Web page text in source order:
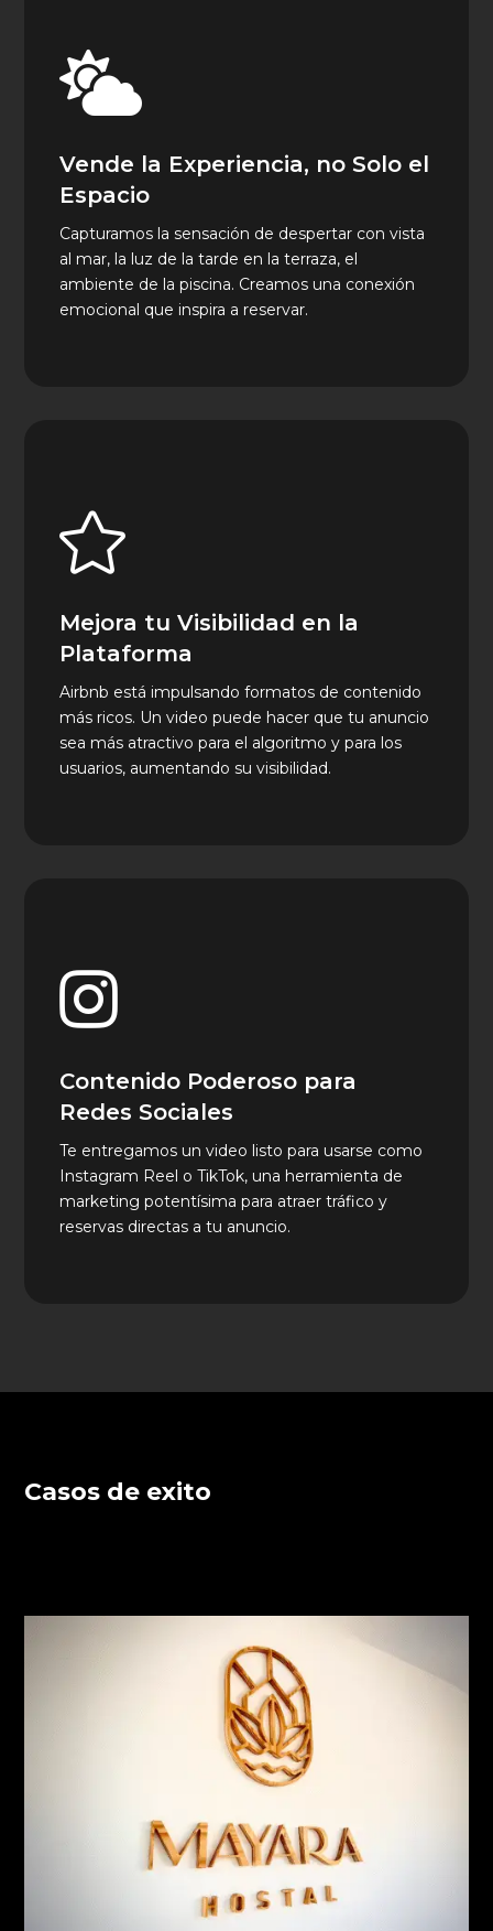

Vende la Experiencia, no Solo el
Espacio
Capturamos la sensación de despertar con vista
al mar, la luz de la tarde en la terraza, el
ambiente de la piscina. Creamos una conexión
emocional que inspira a reservar.

Mejora tu Visibilidad en la
Plataforma
Airbnb está impulsando formatos de contenido
más ricos. Un video puede hacer que tu anuncio
sea más atractivo para el algoritmo y para los
usuarios, aumentando su visibilidad.

Contenido Poderoso para
Redes Sociales
Te entregamos un video listo para usarse como
Instagram Reel o TikTok, una herramienta de
marketing potentísima para atraer tráfico y
reservas directas a tu anuncio.
Casos de exito